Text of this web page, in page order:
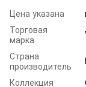
Цена указана
Торговая
марка
Страна
производитель
Коллекция